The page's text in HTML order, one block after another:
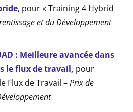
, pour « Training 4 Hybrid
et du Développement
: Meilleure avancée dans
le flux de travail, pour
Flux de Travail –Prix de